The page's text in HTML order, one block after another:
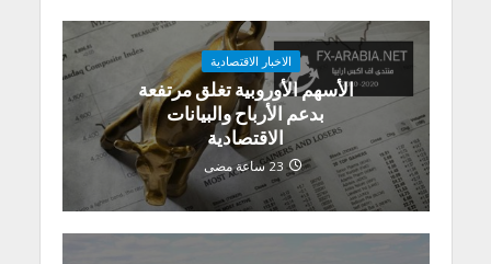
الاخبار الاقتصادية
الأسهم الأوروبية تغلق مرتفعة
بدعم الأرباح والبيانات
الاقتصادية
23 ساعة مضى